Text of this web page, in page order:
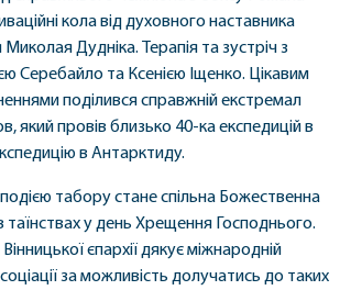
кола від духовного наставника
Дудніка. Терапія та зустріч з
Серебайло та Ксенією Іщенко. Цікавим
поділився справжній екстремал
який провів близько 40-ка експедицій в
в Антарктиду.
табору стане спільна Божественна
таїнствах у день Хрещення Господнього.
єпархії дякує міжнародній
за можливість долучатись до таких